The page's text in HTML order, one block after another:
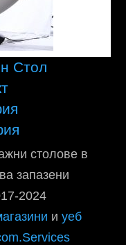
Стол
столове в
запазени
2024
и уеб